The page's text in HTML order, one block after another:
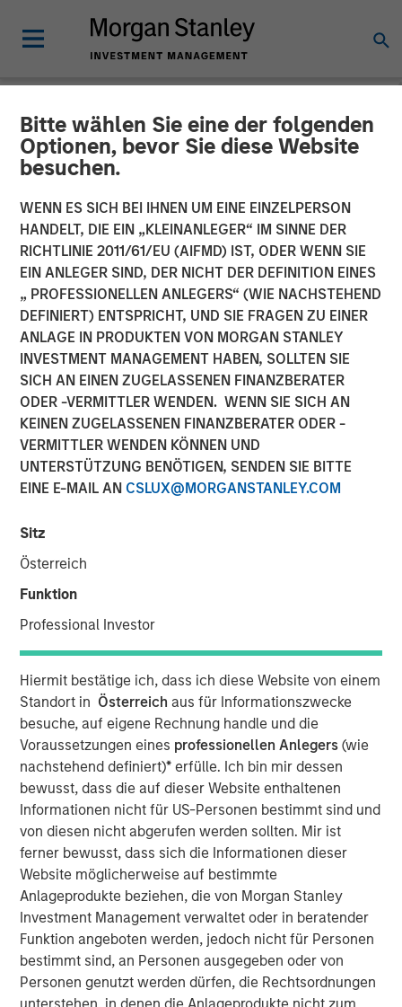
Bitte wählen Sie eine der folgenden
Optionen, bevor Sie diese Website
besuchen.
WENN ES SICH BEI IHNEN UM EINE EINZELPERSON
HANDELT, DIE EIN „KLEINANLEGER“ IM SINNE DER
RICHTLINIE 2011/61/EU (AIFMD) IST, ODER WENN SIE
EIN ANLEGER SIND, DER NICHT DER DEFINITION EINES
„ PROFESSIONELLEN ANLEGERS“ (WIE NACHSTEHEND
DEFINIERT) ENTSPRICHT, UND SIE FRAGEN ZU EINER
ANLAGE IN PRODUKTEN VON MORGAN STANLEY
INVESTMENT MANAGEMENT HABEN, SOLLTEN SIE
SICH AN EINEN ZUGELASSENEN FINANZBERATER
ODER -VERMITTLER WENDEN. WENN SIE SICH AN
KEINEN ZUGELASSENEN FINANZBERATER ODER -
VERMITTLER WENDEN KÖNNEN UND
UNTERSTÜTZUNG BENÖTIGEN, SENDEN SIE BITTE
EINE E-MAIL AN CSLUX@MORGANSTANLEY.COM
Sitz
Österreich
Funktion
Professional Investor
Hiermit bestätige ich, dass ich diese Website von einem
Standort in Österreich aus für Informationszwecke
besuche, auf eigene Rechnung handle und die
Voraussetzungen eines professionellen Anlegers(wie
nachstehend definiert)* erfülle. Ich bin mir dessen
bewusst, dass die auf dieser Website enthaltenen
Informationen nicht für US-Personen bestimmt sind und
von diesen nicht abgerufen werden sollten. Mir ist
ferner bewusst, dass sich die Informationen dieser
Website möglicherweise auf bestimmte
Anlageprodukte beziehen, die von Morgan Stanley
Investment Management verwaltet oder in beratender
Funktion angeboten werden, jedoch nicht für Personen
bestimmt sind, an Personen ausgegeben oder von
Personen genutzt werden dürfen, die Rechtsordnungen
NEWSROOM
Orthofix Announces
Agreement to Acquire
Spinal Kinetics
Transaction to expand Orthofix’s Spine Fixation portfolio
with innovative artificial disc designed to restore natural
and physiologic motion to the spine.
15 MÄRZ 2018
medical device company focused on musculoskeletal
healing products and value-added services, today
to acquire Spinal Kinetics Inc., a privately held developer
and manufacturer of artificial cervical and lumbar discs.
Terms of the agreement include $45 million in cash
closing consideration plus up to $60 million in contingent
milestone payments related to U.S. Food and Drug
Administration approval of the M6-C cervical disc and the
achievement of trailing twelve-month sales targets of
$30 million and $50 million.
“The Spinal Kinetics M6™ artificial discs will further
strengthen Orthofix’s product portfolio by filling a
strategic gap in our Spine Fixation product line. This
technology is a significant advancement in mimicking the
natural motion of the spine, which we believe will be very
beneficial to patients and well received by our surgeon
customers,” said Orthofix President and Chief Executive
Officer, Brad Mason. “This acquisition is very well aligned
with our value creation strategy of accelerating topline